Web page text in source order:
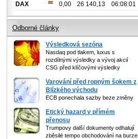
DAX
0,00 26 140,13 06:08:01
Odborné články
Výsledková sezóna
Nasdaq pod tlakem, luxus s
rozdílnými výsledky a vývoj akcií
CSG před klíčovými výsledky
Varování před ropným šokem z
Blízkého východu
ECB ponechala sazby beze změny
Etický hazard v přímém
přenosu
Trumpovy další dokumenty odhalují
zběsilé tempo obchodování na burze